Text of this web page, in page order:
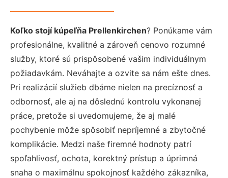
Koľko stojí kúpeľňa Prellenkirchen? Ponúkame vám
profesionálne, kvalitné a zároveň cenovo rozumné
služby, ktoré sú prispôsobené vašim individuálnym
požiadavkám. Neváhajte a ozvite sa nám ešte dnes.
Pri realizácií služieb dbáme nielen na precíznosť a
odbornosť, ale aj na dôslednú kontrolu vykonanej
práce, pretože si uvedomujeme, že aj malé
pochybenie môže spôsobiť nepríjemné a zbytočné
komplikácie. Medzi naše firemné hodnoty patrí
spoľahlivosť, ochota, korektný prístup a úprimná
snaha o maximálnu spokojnosť každého zákazníka,